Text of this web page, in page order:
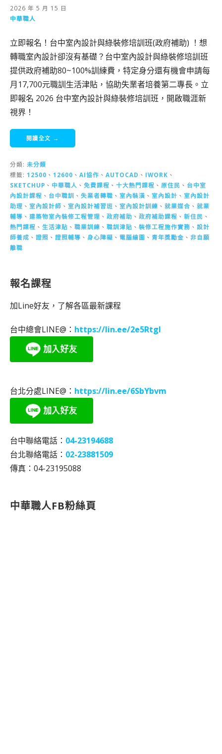
2026 年 5 月 15 日
中華職人
立即報名！台中室內設計與綠裝修培訓班(政府補助) ！想
轉職室內設計卻沒有基礎？台中室內設計與綠裝修培訓班
提供政府補助80~100%訓練費，特定身分還有機會申請每
月17,700元職訓生活津貼，協助失業者培養第二專長。立
即報名 2026 台中室內設計與綠裝修培訓班，開啟職涯新
視界！
閱讀全文 →
分類: 未分類
標籤: 12500 、 12600 、 AI協作 、 AUTOCAD 、 IWORK 、
SKETCHUP 、 中華職人 、 免費課程 、 十大熱門課程 、 原住民 、 台中室
內設計課程 、 台中職訓 、 失業者轉職 、 室內裝潢 、 室內設計 、 室內設計
助理 、 室內設計師 、 室內設計補習班 、 室內設計訓練 、 就業媒合 、 就業
輔導 、 建築物室內裝修工程管理 、 政府補助 、 政府補助課程 、 新住民 、
熱門課程 、 生活津貼 、 職業訓練 、 職訓津貼 、 裝修工程施作實務 、 設計
師養成 、 證照 、 證照輔導 、 身心障礙 、 電腦繪圖 、 青年獎勵金 、 非自願
離職
報名課程
加Line好友，了解各區最新課程
台中總會LINE@： https://lin.ee/2e5RtgI
台北分處LINE@： https://lin.ee/6SbYbvm
台中聯絡電話： 04-23194688
台北聯絡電話： 02-23881509
傳真：04-23195088
中華職人FB粉絲頁